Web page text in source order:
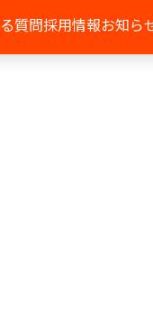
質問採用情報お知ら